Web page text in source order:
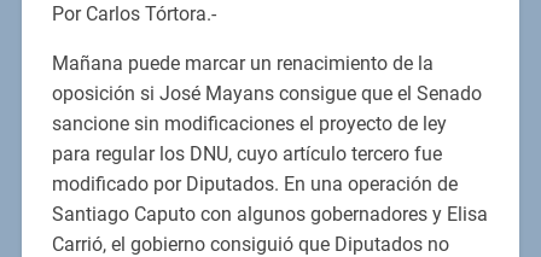
Por Carlos Tórtora.-
Mañana puede marcar un renacimiento de la
oposición si José Mayans consigue que el Senado
sancione sin modificaciones el proyecto de ley
para regular los DNU, cuyo artículo tercero fue
modificado por Diputados. En una operación de
Santiago Caputo con algunos gobernadores y Elisa
Carrió, el gobierno consiguió que Diputados no